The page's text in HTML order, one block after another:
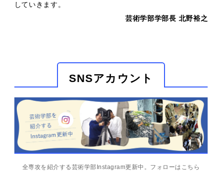
していきます。
芸術学部学部長 北野裕之
SNSアカウント
全専攻を紹介する芸術学部Instagram更新中。フォローはこちら